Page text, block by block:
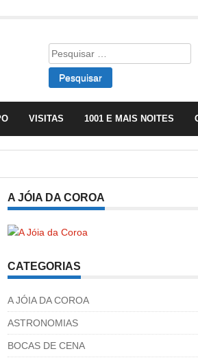
Pesquisar
por:
VISITAS 1001 E MAIS NOITES
A JÓIA DA COROA
CATEGORIAS
A JÓIA DA COROA
ASTRONOMIAS
BOCAS DE CENA